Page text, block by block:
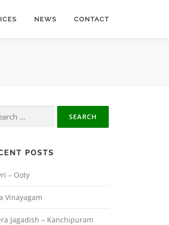
NEWS CONTACT
POSTS
– Ooty
Vinayagam
Jagadish – Kanchipuram